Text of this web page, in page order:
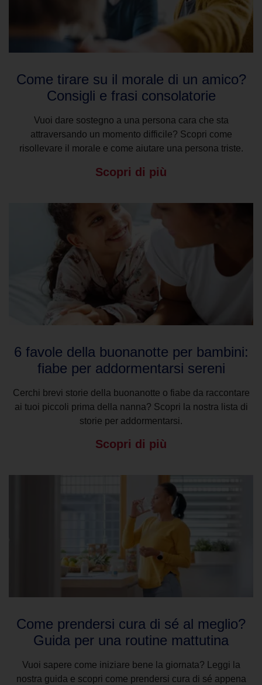
Come tirare su il morale di un amico?
Consigli e frasi consolatorie
Vuoi dare sostegno a una persona cara che sta
attraversando un momento difficile? Scopri come
risollevare il morale e come aiutare una persona triste.
Scopri di più
6 favole della buonanotte per bambini:
fiabe per addormentarsi sereni
Cerchi brevi storie della buonanotte o fiabe da raccontare
ai tuoi piccoli prima della nanna? Scopri la nostra lista di
storie per addormentarsi.
Scopri di più
Come prendersi cura di sé al meglio?
Guida per una routine mattutina
Vuoi sapere come iniziare bene la giornata? Leggi la
nostra guida e scopri come prendersi cura di sé appena